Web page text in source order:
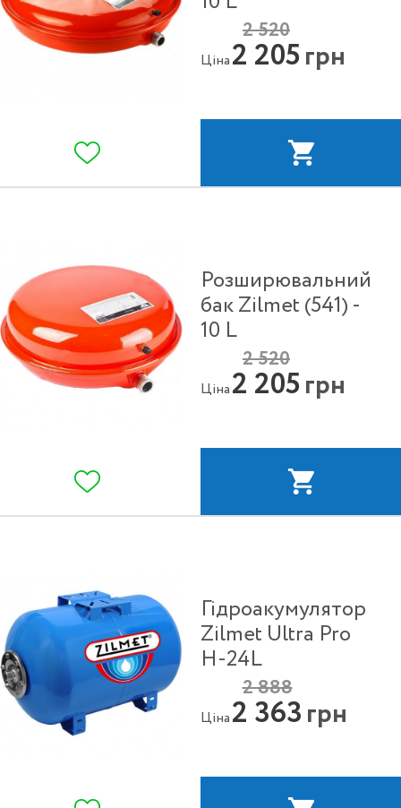
Ціна
2 520
2 205грн
Розширювальний
бак Zilmet (541) -
10 L
Ціна
2 520
2 205грн
Гідроакумулятор
Zilmet Ultra Pro
H-24L
Ціна
2 888
2 363грн